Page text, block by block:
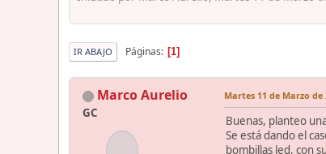
IR ABAJO Páginas 1
Marco Aurelio
GC
Martes 11 de Marzo de
Buenas, planteo
Se está dando el
bombillas led, con